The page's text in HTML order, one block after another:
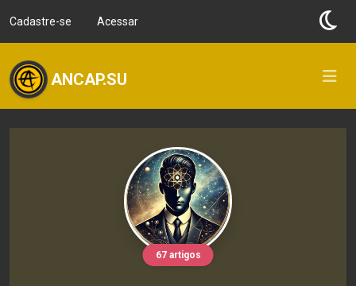
Cadastre-se Acessar
ANCAP.SU
67 artigos